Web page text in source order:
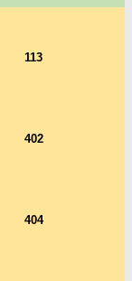
113
402
404